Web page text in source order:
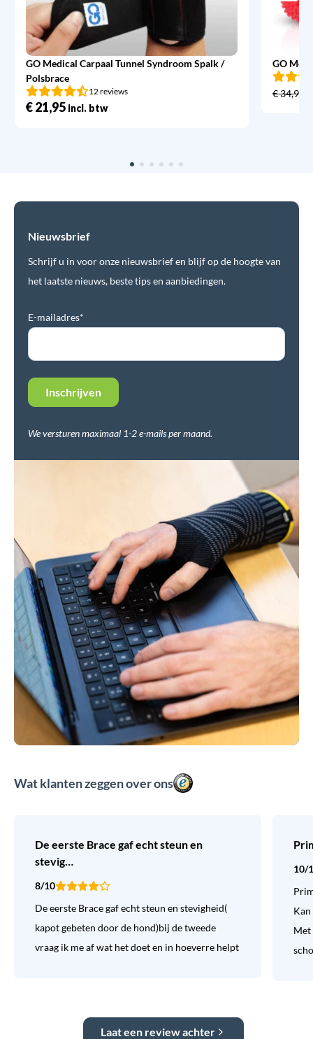
GO Medical Carpaal Tunnel Syndroom Spalk /
Polsbrace
12 reviews
€21,95 incl. btw
GO
€34,95
Nieuwsbrief
Schrijf u in voor onze nieuwsbrief en blijf op de hoogte van
het laatste nieuws, beste tips en aanbiedingen.
E-mailadres*
We versturen maximaal 1-2 e-mails per maand.
Wat klanten zeggen over ons
De eerste Brace gaf echt steun en
stevig…
8/10
De eerste Brace gaf echt steun en stevigheid(
kapot gebeten door de hond)bij de tweede
vraag ik me af wat het doet en in hoeverre helpt
10/
Met
Laat een review achter